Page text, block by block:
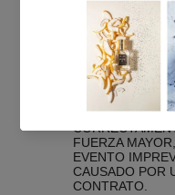
COQUI NI EN
PRODUCTOS
CUALQUIER
PONERSE EN
LIMITACIÓN DE
COQUI COQUI
RESPONSABLE
FUERZA
EVENTO
CAUSADO POR
CONTRATO.